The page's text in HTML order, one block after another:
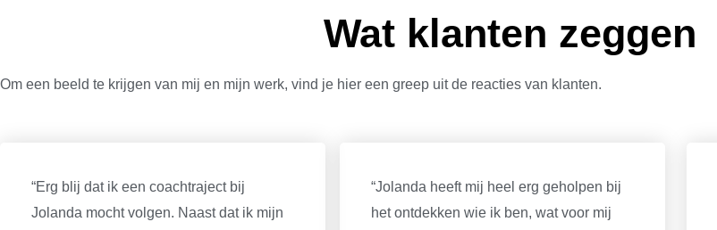
Wat klanten zeggen
Om een beeld te krijgen van mij en mijn werk, vind je hier een greep uit de reacties van klanten.
“Erg blij dat ik een coachtraject bij
Jolanda mocht volgen. Naast dat ik mijn
“Jolanda heeft mij heel erg geholpen bij
het ontdekken wie ik ben, wat voor mij